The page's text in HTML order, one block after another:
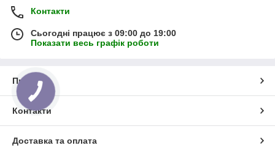
Контакти
Сьогодні працює з 09:00 до 19:00
Показати весь графік роботи
Про нас
Контакти
Доставка та оплата